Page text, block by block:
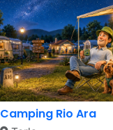
Camping Rio Ara